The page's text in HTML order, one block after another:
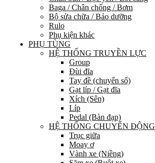
Baga / Chân chống / Bơm
Bộ sửa chữa / Bảo dưỡng
Rulo
Phụ kiện khác
PHỤ TÙNG
HỆ THỐNG TRUYỀN LỰC
Group
Đùi đĩa
Tay đề (chuyển số)
Gạt líp / Gạt đĩa
Xích (Sên)
Líp
Pedal (Bàn đạp)
HỆ THỐNG CHUYỂN ĐỘNG
Trục giữa
Moay ơ
Vành xe (Niềng)